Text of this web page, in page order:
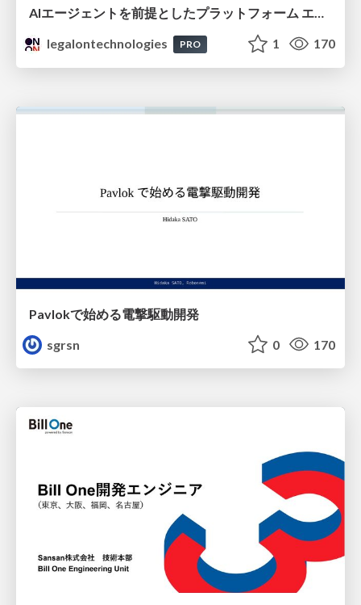
AIエージェントを前提としたプラットフォーム エンジニアリング：GKEで作るAgent-Ready Golden Path
legalontechnologies
PRO 1 170
Pavlokで始める電撃駆動開発
sgrsn
0 170